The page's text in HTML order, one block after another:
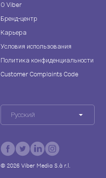
О Viber
Бренд-центр
Карьера
Условия использования
Политика конфиденциальности
Customer Complaints Code
Русский
© 2026Viber Media S.à r.l.